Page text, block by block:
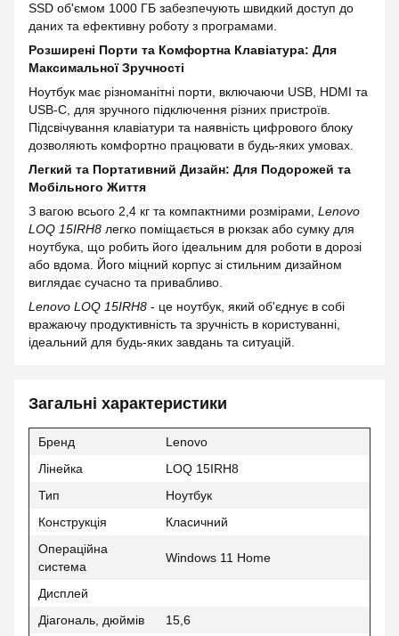
SSD об'ємом 1000 ГБ забезпечують швидкий доступ до
даних та ефективну роботу з програмами.
Розширені Порти та Комфортна Клавіатура: Для
Максимальної Зручності
Ноутбук має різноманітні порти, включаючи USB, HDMI та
USB-C, для зручного підключення різних пристроїв.
Підсвічування клавіатури та наявність цифрового блоку
дозволяють комфортно працювати в будь-яких умовах.
Легкий та Портативний Дизайн: Для Подорожей та
Мобільного Життя
З вагою всього 2,4 кг та компактними розмірами, Lenovo
LOQ 15IRH8 легко поміщається в рюкзак або сумку для
ноутбука, що робить його ідеальним для роботи в дорозі
або вдома. Його міцний корпус зі стильним дизайном
виглядає сучасно та привабливо.
Lenovo LOQ 15IRH8 - це ноутбук, який об'єднує в собі
вражаючу продуктивність та зручність в користуванні,
ідеальний для будь-яких завдань та ситуацій.
Загальні характеристики
Бренд
Lenovo
Лінейка
LOQ 15IRH8
Тип
Ноутбук
Конструкція
Класичний
Операційна
система
Windows 11 Home
Дисплей
Діагональ, дюймів
15,6